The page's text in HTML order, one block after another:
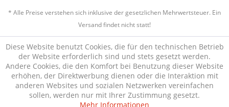
* Alle Preise verstehen sich inklusive der gesetzlichen Mehrwertsteuer. Ein
Versand findet nicht statt!
Diese Website benutzt Cookies, die für den technischen Betrieb
der Website erforderlich sind und stets gesetzt werden.
Andere Cookies, die den Komfort bei Benutzung dieser Website
erhöhen, der Direktwerbung dienen oder die Interaktion mit
anderen Websites und sozialen Netzwerken vereinfachen
sollen, werden nur mit Ihrer Zustimmung gesetzt.
Mehr Informationen